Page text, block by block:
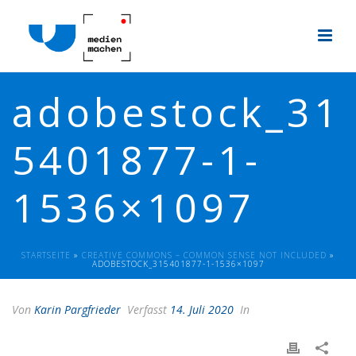
adobestock_31
5401877-1-
1536×1097
STARTSEITE » CREATIVE COMMONS – COMMON SENSE NOT INCLUDED »
ADOBESTOCK_315401877-1-1536×1097
Von Karin Pargfrieder Verfasst 14. Juli 2020 In